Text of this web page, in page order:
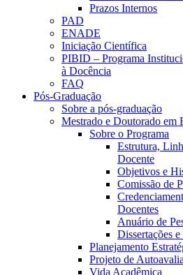
Prazos Internos
PAD
ENADE
Iniciação Científica
PIBID – Programa
à Docência
FAQ
Pós-Graduação
Sobre a pós-graduação
Mestrado e Doutorado em
Sobre o Programa
Estrutura,
Docente
Objetivos e
Comissão de
Docentes
Anuário de
Dissertações
Planejamento
Projeto de
Vida Acadêmica